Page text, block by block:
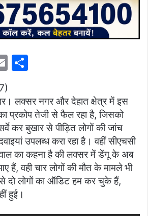
E
ai
l
ar
e
लक्सर नगर और देहात क्षेत्र में इस
प्रकोप तेजी से फैल रहा है, जिसको
कर बुखार से पीड़ित लोगों की जांच
उपलब्ध करा रहा है। वहीं सीएचसी
का कहना है की लक्सर में डेंगू के अब
वही चार लोगों की मौत के मामले भी
दो लोगों का ऑडिट हम कर चुके हैं,
हुई।